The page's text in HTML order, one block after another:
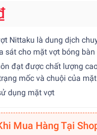
Nittaku là dung dịch
sát cho mặt vợt bóng bàn
đạt được chất lượng
mốc và chuội của
dụng mặt vợt
Mua Hàng Tại